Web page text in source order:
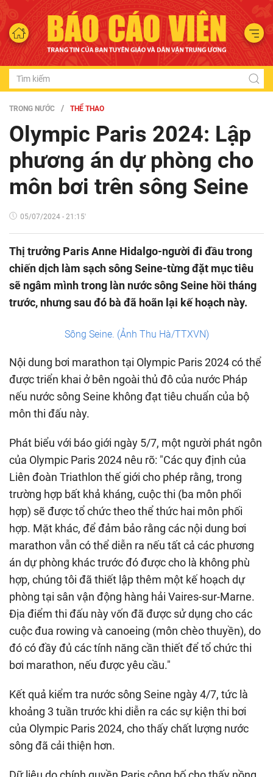
TRONG NƯỚC THỂ THAO
Olympic Paris 2024: Lập
phương án dự phòng cho
môn bơi trên sông Seine
05/07/2024 - 21:15'
Thị trưởng Paris Anne Hidalgo-người đi đầu trong
chiến dịch làm sạch sông Seine-từng đặt mục tiêu
sẽ ngâm mình trong làn nước sông Seine hồi tháng
trước, nhưng sau đó bà đã hoãn lại kế hoạch này.
Sông Seine. (Ảnh Thu Hà/TTXVN)
Nội dung bơi marathon tại Olympic Paris 2024 có thể
được triển khai ở bên ngoài thủ đô của nước Pháp
nếu nước sông Seine không đạt tiêu chuẩn của bộ
môn thi đấu này.
Phát biểu với báo giới ngày 5/7, một người phát ngôn
của Olympic Paris 2024 nêu rõ: "Các quy định của
Liên đoàn Triathlon thế giới cho phép rằng, trong
trường hợp bất khả kháng, cuộc thi (ba môn phối
hợp) sẽ được tổ chức theo thể thức hai môn phối
hợp. Mặt khác, để đảm bảo rằng các nội dung bơi
marathon vẫn có thể diễn ra nếu tất cả các phương
án dự phòng khác trước đó được cho là không phù
hợp, chúng tôi đã thiết lập thêm một kế hoạch dự
phòng tại sân vận động hàng hải Vaires-sur-Marne.
Địa điểm thi đấu này vốn đã được sử dụng cho các
cuộc đua rowing và canoeing (môn chèo thuyền), do
đó có đầy đủ các tính năng cần thiết để tổ chức thi
bơi marathon, nếu được yêu cầu."
Kết quả kiểm tra nước sông Seine ngày 4/7, tức là
khoảng 3 tuần trước khi diễn ra các sự kiện thi bơi
của Olympic Paris 2024, cho thấy chất lượng nước
sông đã cải thiện hơn.